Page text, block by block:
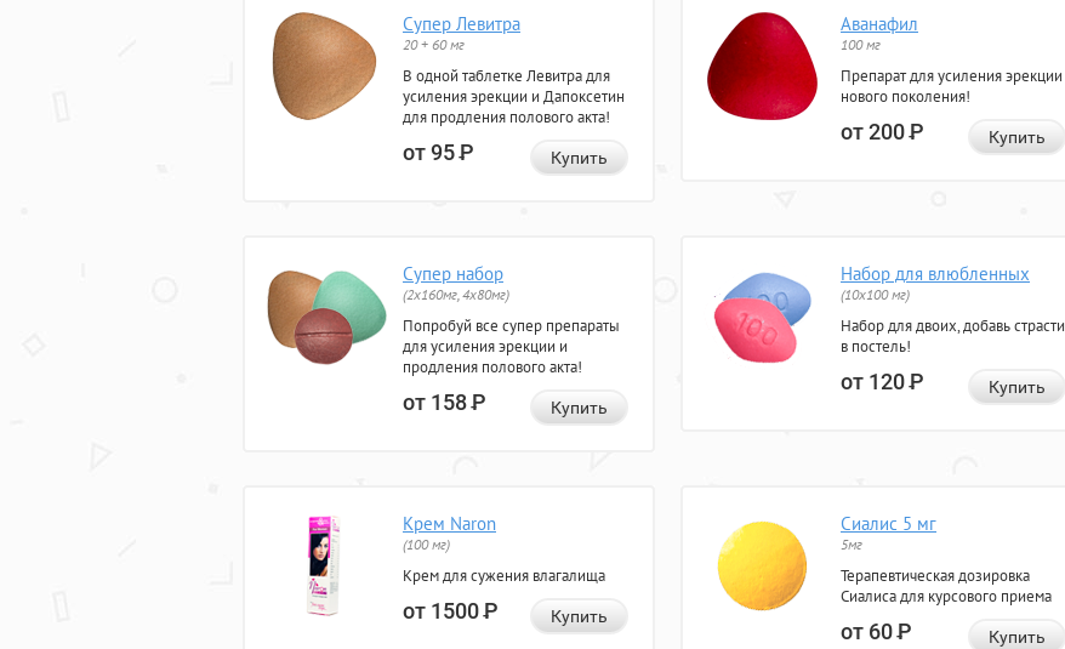
Супер Левитра
20 + 60 мг
В одной таблетке Левитра для
усиления эрекции и Дапоксетин
для продления полового акта!
от 95Р Купить
Аванафил
100 мг
Препарат для усиления эрекции
нового поколения!
от 200Р Купить
Супер набор
(2х160мг, 4х80мг)
Попробуй все супер препараты
для усиления эрекции и
продления полового акта!
от 158Р Купить
Набор для влюбленных
(10х100 мг)
Набор для двоих, добавь страсти
в постель!
от 120Р Купить
Крем Naron
(100 мг)
Крем для сужения влагалища
от 1500Р Купить
Сиалис 5 мг
5мг
Терапевтическая дозировка
Сиалиса для курсового приема
от 60Р Купить